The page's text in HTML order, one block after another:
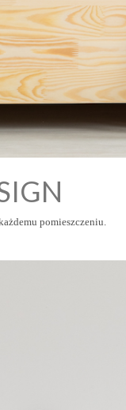
pomieszczeniu.